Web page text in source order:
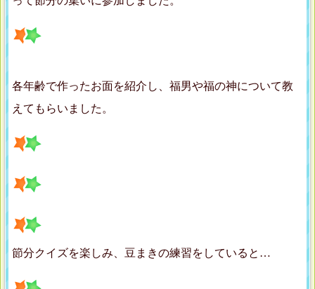
各年齢で作ったお面を紹介し、福男や福の神について教
えてもらいました。
節分クイズを楽しみ、豆まきの練習をしていると…